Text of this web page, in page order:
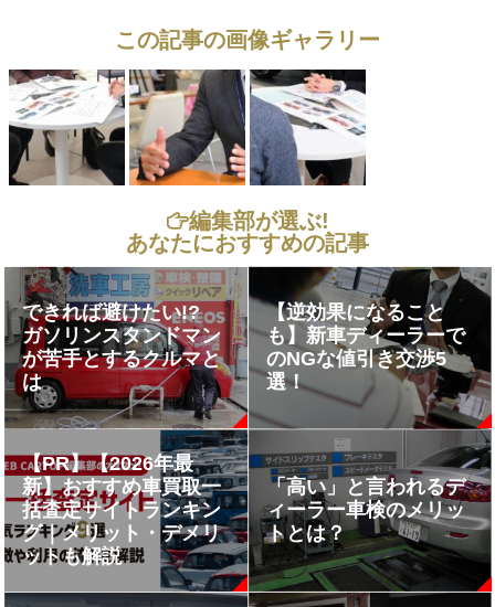
この記事の画像ギャラリー
編集部が選ぶ!
あなたにおすすめの記事
できれば避けたい!?
ガソリンスタンドマン
が苦手とするクルマと
は
【逆効果になること
も】新車ディーラーで
のNGな値引き交渉5
選！
【PR】【2026年最
新】おすすめ車買取一
括査定サイトランキン
グ｜メリット・デメリ
ットも解説
「高い」と言われるデ
ィーラー車検のメリッ
トとは？